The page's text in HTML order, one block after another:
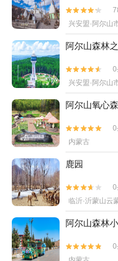


兴安盟·阿尔山
阿尔山森林


0
兴安盟·阿尔山
阿尔山氧心


0
内蒙古
鹿园


0
临沂·沂蒙山云
阿尔山森林


0